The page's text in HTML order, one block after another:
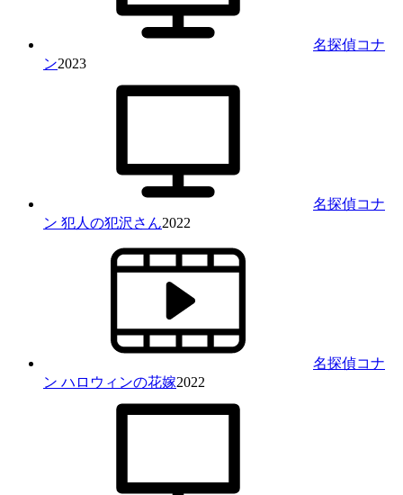
名探偵コナ
ン2023
名探偵コナ
ン 犯人の犯沢さん2022
名探偵コナ
ン ハロウィンの花嫁2022